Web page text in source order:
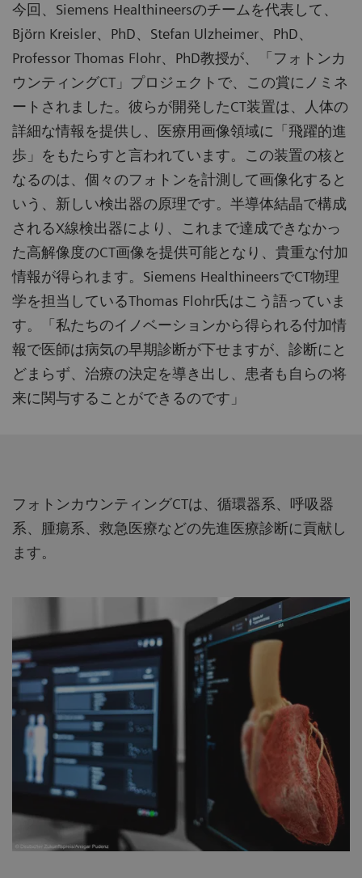
今回、Siemens Healthineersのチームを代表して、
Björn Kreisler、PhD、Stefan Ulzheimer、PhD、
Professor Thomas Flohr、PhD教授が、「フォトンカ
ウンティングCT」プロジェクトで、この賞にノミネ
ートされました。彼らが開発したCT装置は、人体の
詳細な情報を提供し、医療用画像領域に「飛躍的進
歩」をもたらすと言われています。この装置の核と
なるのは、個々のフォトンを計測して画像化すると
いう、新しい検出器の原理です。半導体結晶で構成
されるX線検出器により、これまで達成できなかっ
た高解像度のCT画像を提供可能となり、貴重な付加
情報が得られます。Siemens HealthineersでCT物理
学を担当しているThomas Flohr氏はこう語っていま
す。「私たちのイノベーションから得られる付加情
報で医師は病気の早期診断が下せますが、診断にと
どまらず、治療の決定を導き出し、患者も自らの将
来に関与することができるのです」
フォトンカウンティングCTは、循環器系、呼吸器
系、腫瘍系、救急医療などの先進医療診断に貢献し
ます。